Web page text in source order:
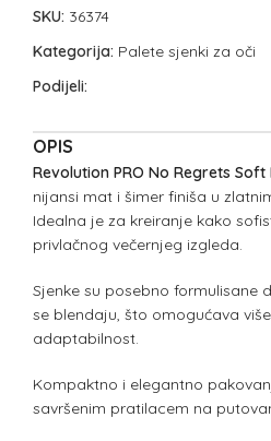
SKU: 36374
Kategorija: Palete sjenki za oči
Podijeli:
OPIS
Revolution PRO No Regrets Soft
nijansi mat i šimer finiša u
Idealna je za kreiranje kako
privlačnog večernjeg izgleda.
Sjenke su posebno formulisane
se blendaju, što omogućava
adaptabilnost.
Kompaktno i elegantno
savršenim pratilacem na